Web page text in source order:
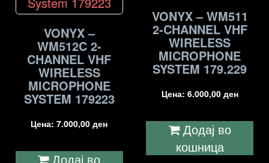
VONYX –
WM512C 2-
CHANNEL VHF
WIRELESS
MICROPHONE
SYSTEM 179223
Цена:7.000,00ден
Додај во
VONYX – WM511
2-CHANNEL VHF
WIRELESS
MICROPHONE
SYSTEM 179.229
Цена: 6.000,00 ден
Додај во
кошница